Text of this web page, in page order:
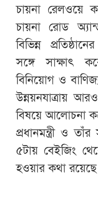
চায়না রেলওয়ে
চায়না রোড
বিভিন্ন
সঙ্গে সাক্ষাৎ
বিনিয়োগ ও
উন্নয়নযাত্রায়
বিষয়ে আলোচনা
প্রধানমন্ত্রী ও
৫টায় বেইজিং
হওয়ার কথা